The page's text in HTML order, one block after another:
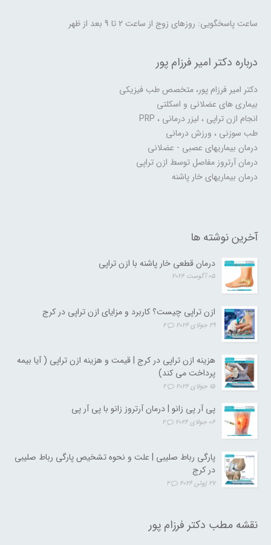
ساعت پاسخگویی: روزهای زوج از ساعت 2 تا 9 بعد از ظهر
درباره دکتر امیر فرزام پور
دکتر امیر فرزام پور، متخصص طب فیزیکی
بیماری های عضلانی و اسکلتی
انجام ازن تراپی ، لیزر درمانی ، PRP
طب سوزنی ، ورزش درمانی
درمان بیماریهای عصبی - عضلانی
درمان آرتروز مفاصل توسط ازن تراپی
درمان بیماریهای خار پاشنه
آخرین نوشته ها
درمان قطعی خار پاشنه با ازن تراپی
05 آگوست 2026
ازن تراپی چیست؟ کاربرد و مزایای ازن تراپی در کرج
29 جولای 2026 2
هزینه ازن تراپی در کرج | قیمت و هزینه ازن تراپی ( آیا بیمه
پرداخت می کند)
15 جولای 2026 2
پی آر پی زانو | درمان آرتروز زانو با پی آر پی
06 جولای 2026 2
پارگی رباط صلیبی | علت و نحوه تشخیص پارگی رباط صلیبی
در کرج
27 ژوئن 2026 2
نقشه مطب دکتر فرزام پور